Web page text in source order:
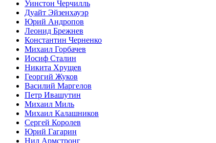
Уинстон Черчилль
Дуайт Эйзенхауэр
Юрий Андропов
Леонид Брежнев
Константин Черненко
Михаил Горбачев
Иосиф Сталин
Никита Хрущев
Георгий Жуков
Василий Маргелов
Петр Ивашутин
Михаил Миль
Михаил Калашников
Сергей Королев
Юрий Гагарин
Нил Армстронг